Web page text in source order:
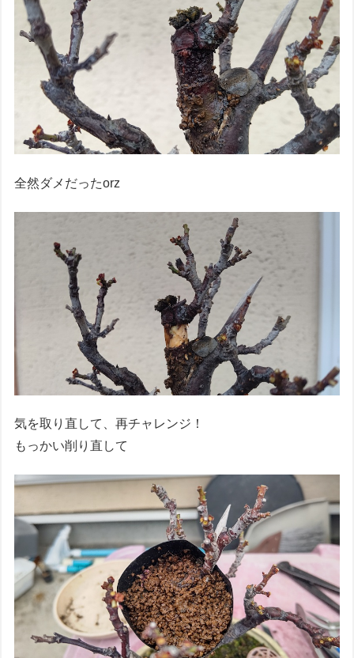
全然ダメだったorz
気を取り直して、再チャレンジ！
もっかい削り直して